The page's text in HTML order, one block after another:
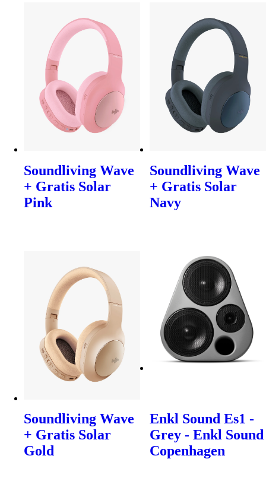
Soundliving Wave
+ Gratis Solar
Pink
Soundliving Wave
+ Gratis Solar
Navy
Soundliving Wave
+ Gratis Solar
Gold
Enkl Sound Es1 -
Grey - Enkl Sound
Copenhagen